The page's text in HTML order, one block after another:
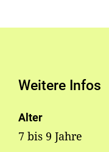
Weitere Infos
Alter
7 bis 9 Jahre